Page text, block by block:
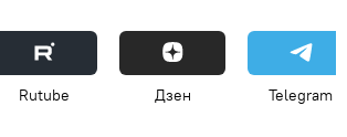
Rutube Дзен Telegram